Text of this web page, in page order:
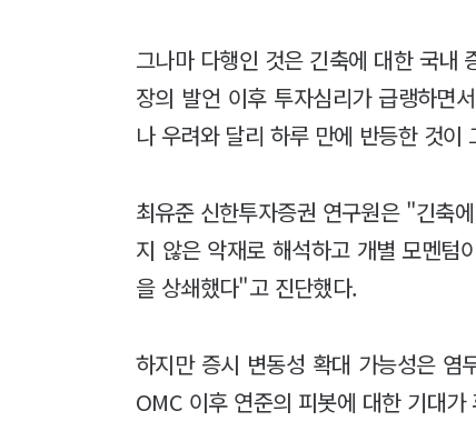
그나마 다행인 것은 긴축에 대한 국내
장의 발언 이후 투자심리가 급랭하면
나 우려와 달리 하루 만에 반등한 것이
최유준 신한투자증권 연구원은 "긴축
지 않은 악재로 해석하고 개별 모멘텀
을 상쇄했다"고 진단했다.
하지만 증시 변동성 확대 가능성은
OMC 이후 연준의 피봇에 대한 기대